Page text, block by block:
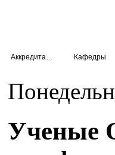
Кафедры
Ученые